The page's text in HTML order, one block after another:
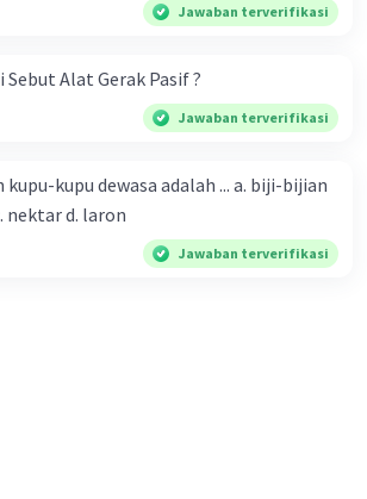
Jawaban terverifikasi
Sebut Alat Gerak Pasif ?
Jawaban terverifikasi
kupu dewasa adalah ... a. biji-bijian
buahan c. nektar d. laron
Jawaban terverifikasi